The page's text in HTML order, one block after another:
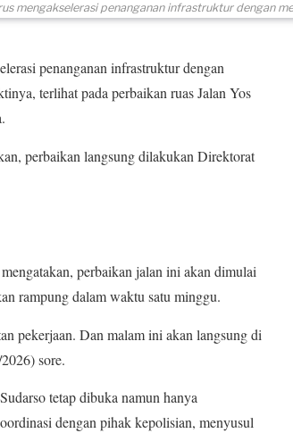
mengakselerasi penanganan infrastruktur dengan
penanganan infrastruktur dengan
terlihat pada perbaikan ruas Jalan Yos
perbaikan langsung dilakukan Direktorat
perbaikan jalan ini akan dimulai
rampung dalam waktu satu minggu.
pekerjaan. Dan malam ini akan langsung di
sore.
tetap dibuka namun hanya
dengan pihak kepolisian, menyusul